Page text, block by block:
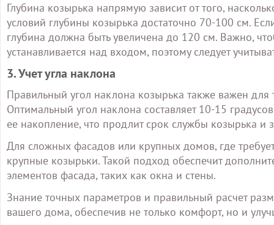
Глубина козырька напрямую зависит от того,
условий глубины козырька достаточно 70-100 см.
глубина должна быть увеличена до 120 см. Важно,
устанавливается над входом, поэтому следует
3. Учет угла наклона
Правильный угол наклона козырька также важен для
Оптимальный угол наклона составляет 10-15
ее накопление, что продлит срок службы козырька и
Для сложных фасадов или крупных домов, где
крупные козырьки. Такой подход обеспечит
элементов фасада, таких как окна и стены.
Знание точных параметров и правильный расчет
вашего дома, обеспечив не только комфорт, но и